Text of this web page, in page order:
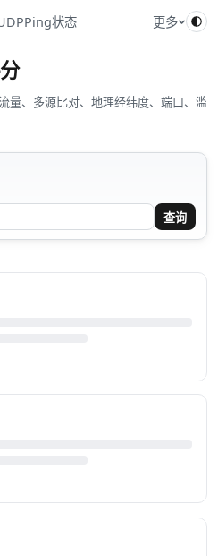
Ping状态 更多
量、多源比对、地理经纬度、端口、滥
查询